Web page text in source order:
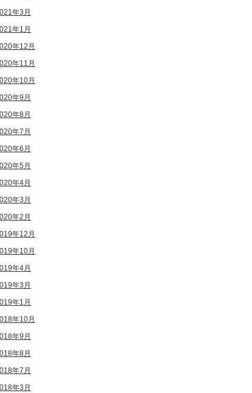
年3月
年1月
年12月
年11月
年10月
年9月
年8月
年7月
年6月
年5月
年4月
年3月
年2月
年12月
年10月
年4月
年3月
年1月
年10月
年9月
年8月
年7月
年3月